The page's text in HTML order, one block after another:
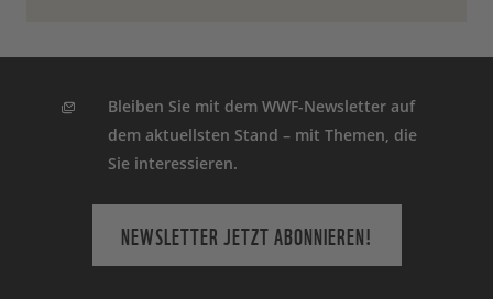
Bleiben Sie mit dem WWF-Newsletter auf
dem aktuellsten Stand – mit Themen, die
Sie interessieren.
NEWSLETTER JETZT ABONNIEREN!